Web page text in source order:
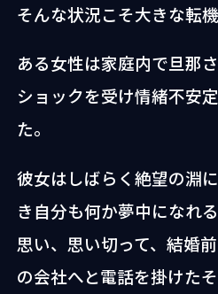
そんな状況こそ大きな転機
ある女性は家庭内で旦那
ショックを受け情緒不安
た。
彼女はしばらく絶望の淵
き自分も何か夢中になれ
思い、思い切って、結婚
の会社へと電話を掛けたそ